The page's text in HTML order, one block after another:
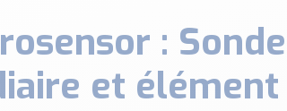
:
et